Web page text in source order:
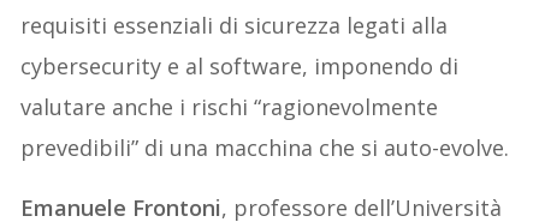
requisiti essenziali di sicurezza legati alla
cybersecurity e al software, imponendo di
valutare anche i rischi “ragionevolmente
prevedibili” di una macchina che si auto-evolve.
Emanuele Frontoni, professore dell’Università